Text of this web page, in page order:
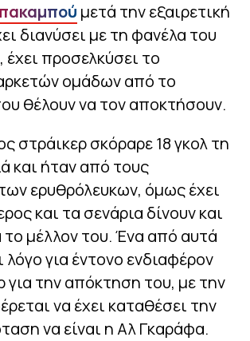
μετά την εξαιρετική
διανύσει με τη φανέλα του
, έχει προσελκύσει το
ομάδων από το
θέλουν να τον αποκτήσουν.
στράικερ σκόραρε 18 γκολ τη
και ήταν από τους
ερυθρόλευκων, όμως έχει
και τα σενάρια δίνουν και
το μέλλον του. Ένα από αυτά
λόγο για έντονο ενδιαφέρον
για την απόκτηση του, με την
να έχει καταθέσει την
να είναι η Αλ Γκαράφα.